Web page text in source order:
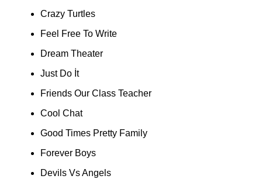
Crazy Turtles
Feel Free To Write
Dream Theater
Just Do İt
Friends Our Class Teacher
Cool Chat
Good Times Pretty Family
Forever Boys
Devils Vs Angels